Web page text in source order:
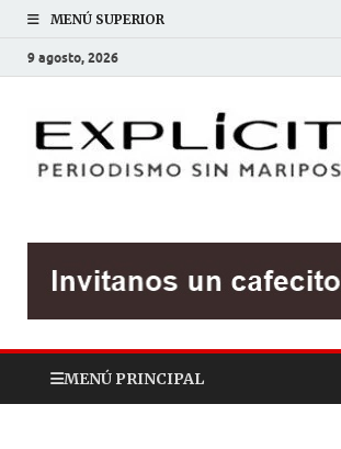
MENÚ SUPERIOR
9 agosto, 2026
MENÚ PRINCIPAL